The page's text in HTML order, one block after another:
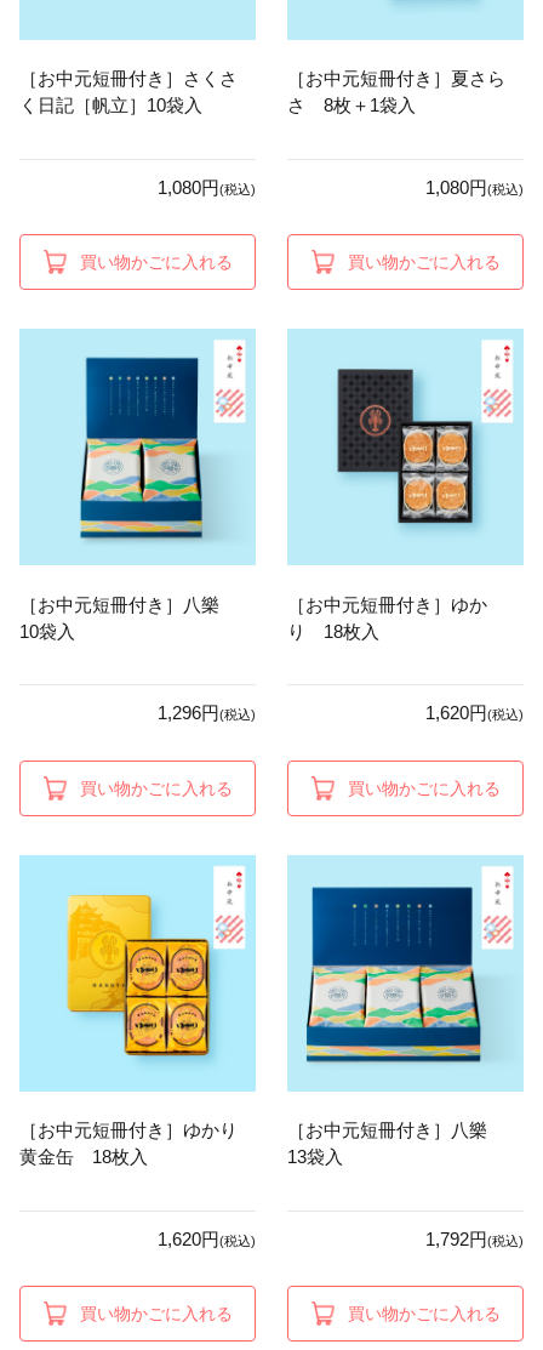
［お中元短冊付き］さくさ
く日記［帆立］10袋入
1,080円(税込)
買い物かごに入れる
［お中元短冊付き］夏さら
さ 8枚＋1袋入
1,080円(税込)
買い物かごに入れる
［お中元短冊付き］八樂
10袋入
1,296円(税込)
買い物かごに入れる
［お中元短冊付き］ゆか
り 18枚入
1,620円(税込)
買い物かごに入れる
［お中元短冊付き］ゆかり
黄金缶 18枚入
1,620円(税込)
買い物かごに入れる
［お中元短冊付き］八樂
13袋入
1,792円(税込)
買い物かごに入れる